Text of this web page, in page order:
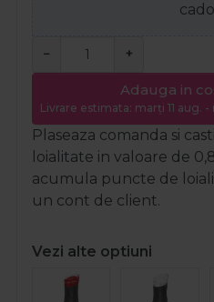
− +
Adauga in
Livrare estimata: marți 11 aug.
Plaseaza comanda si
loialitate in valoare de
acumula puncte de
un cont de client.
Vezi alte optiuni